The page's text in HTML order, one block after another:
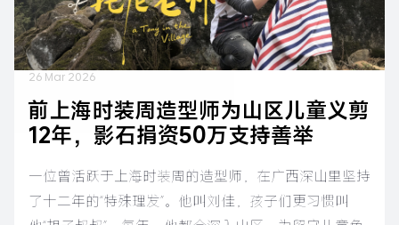
26 Mar 2026
前上海时装周造型师为山区儿童义剪
12年，影石捐资50万支持善举
一位曾活跃于上海时装周的造型师，在广西深山里坚持
了十二年的“特殊理发”。他叫刘佳，孩子们更习惯叫